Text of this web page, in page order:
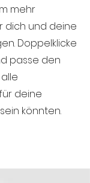
mehr
dich und deine
Doppelklicke
passe den
deine
könnten.